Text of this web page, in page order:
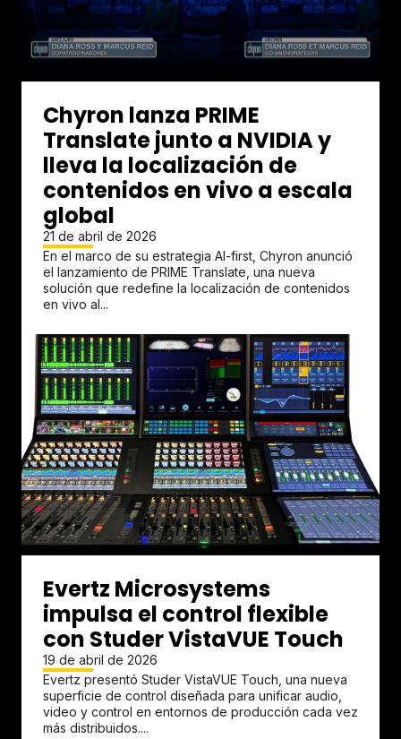
Chyron lanza PRIME
Translate junto a NVIDIA y
lleva la localización de
contenidos en vivo a escala
global
21 de abril de 2026
En el marco de su estrategia AI-first, Chyron anunció
el lanzamiento de PRIME Translate, una nueva
solución que redefine la localización de contenidos
en vivo al...
Evertz Microsystems
impulsa el control flexible
con Studer VistaVUE Touch
19 de abril de 2026
Evertz presentó Studer VistaVUE Touch, una nueva
superficie de control diseñada para unificar audio,
video y control en entornos de producción cada vez
más distribuidos....